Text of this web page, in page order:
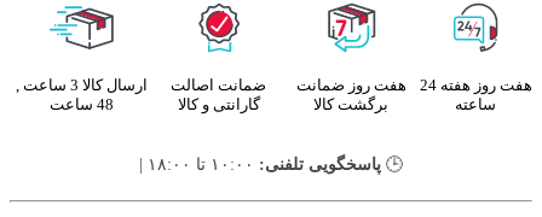
هفت روز هفته 24
ساعته
هفت روز ضمانت
برگشت کالا
ضمانت اصالت
گارانتی و کالا
ارسال کالا 3 ساعت ,
48 ساعت
🕒 پاسخگویی تلفنی: